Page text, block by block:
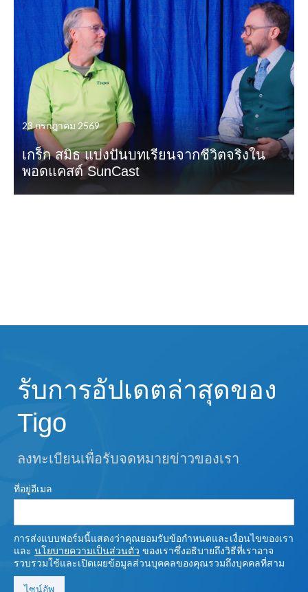
23 กรกฎาคม 2569
เกร็ก สมิธ แบ่งปันบทเรียนจากชีวิตจริงใน
พอดแคสต์ SunCast
รับการอัปเดตล่าสุดของ
Tigo
ลงทะเบียนเพื่อรับจดหมายข่าวของเรา
ที่อยู่อีเมล
การส่งแบบฟอร์มนี้แสดงว่าคุณยอมรับข้อกําหนดและเงื่อนไขของเรา
และ นโยบายความเป็นส่วนตัว ของเราซึ่งอธิบายถึงวิธีที่เราอาจ
รวบรวมใช้และเปิดเผยข้อมูลส่วนบุคคลของคุณรวมถึงบุคคลที่สาม